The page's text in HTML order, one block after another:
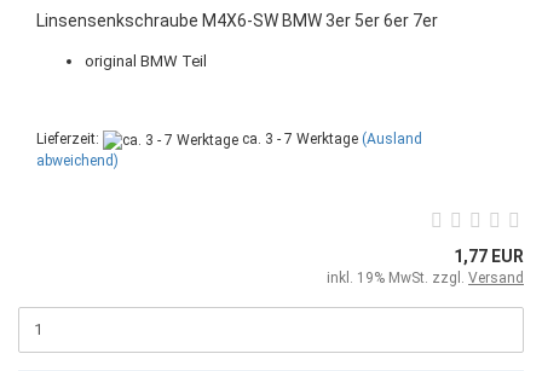
Linsensenkschraube M4X6-SW BMW 3er 5er 6er 7er
original BMW Teil
Lieferzeit: ca. 3 - 7 Werktage (Ausland
abweichend)
1,77 EUR
inkl. 19% MwSt. zzgl. Versand